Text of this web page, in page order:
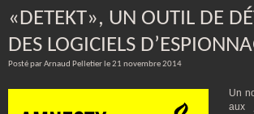
«DETEKT», UN OUTIL DE
DES LOGICIELS
Posté par Arnaud Pelletier le 21 novembre 2014
Un
aux